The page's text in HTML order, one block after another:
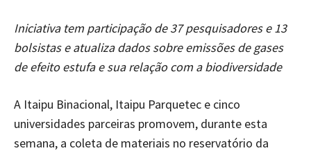
Iniciativa tem participação de 37 pesquisadores e 13
bolsistas e atualiza dados sobre emissões de gases
de efeito estufa e sua relação com a biodiversidade
A Itaipu Binacional, Itaipu Parquetec e cinco
universidades parceiras promovem, durante esta
semana, a coleta de materiais no reservatório da